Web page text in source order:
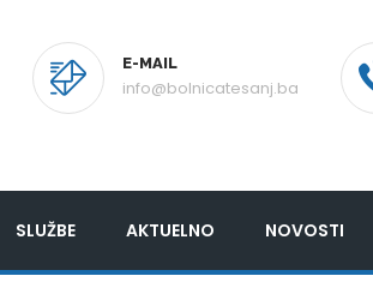
E-MAIL
info@bolnicatesanj.ba
SLUŽBE AKTUELNO NOVOSTI